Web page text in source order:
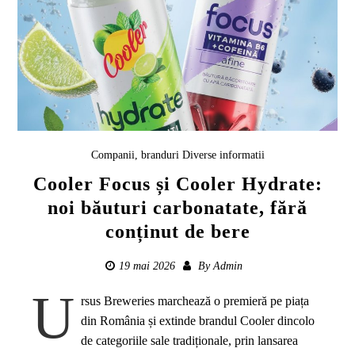
Companii, branduri Diverse informatii
Cooler Focus și Cooler Hydrate:
noi băuturi carbonatate, fără
conținut de bere
19 mai 2026 By Admin
U rsus Breweries marchează o premieră pe piața
din România și extinde brandul Cooler dincolo
de categoriile sale tradiționale, prin lansarea